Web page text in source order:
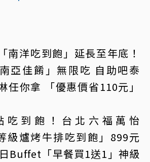
南洋吃到飽」延長至年底！
南亞佳餚」無限吃 自助吧泰
任你拿 「優惠價省110元」
吃到飽！台北六福萬怡
級爐烤牛排吃到飽」899元
Buffet「早餐買1送1」神級